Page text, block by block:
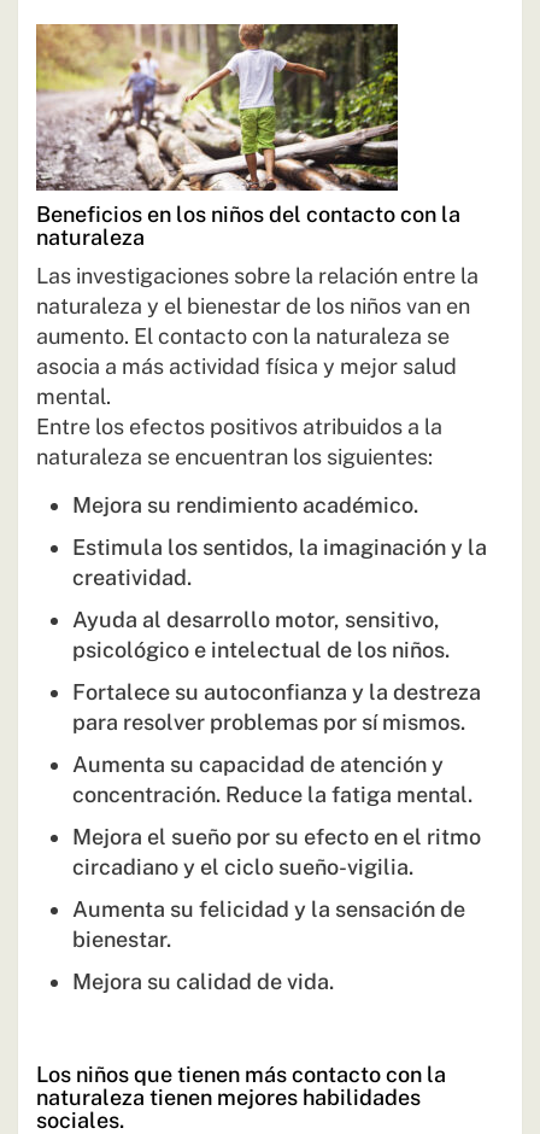
Beneficios en los niños del contacto con la
naturaleza
Las investigaciones sobre la relación entre la
naturaleza y el bienestar de los niños van en
aumento. El contacto con la naturaleza se
asocia a más actividad física y mejor salud
mental.
Entre los efectos positivos atribuidos a la
naturaleza se encuentran los siguientes:
Mejora su rendimiento académico.
Estimula los sentidos, la imaginación y la
creatividad.
Ayuda al desarrollo motor, sensitivo,
psicológico e intelectual de los niños.
Fortalece su autoconfianza y la destreza
para resolver problemas por sí mismos.
Aumenta su capacidad de atención y
concentración. Reduce la fatiga mental.
Mejora el sueño por su efecto en el ritmo
circadiano y el ciclo sueño-vigilia.
Aumenta su felicidad y la sensación de
bienestar.
Mejora su calidad de vida.
Los niños que tienen más contacto con la
naturaleza tienen mejores habilidades
sociales.